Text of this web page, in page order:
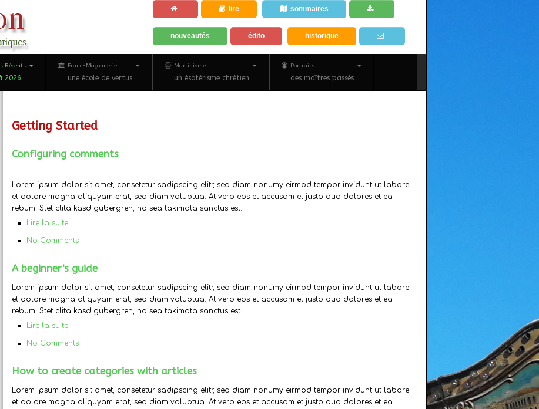
lire sommaires
nouveautés édito historique
Récents
2026
Franc-Maçonnerie
une école de vertus
Martinisme
un ésotérisme chrétien
Portraits
des maîtres passés
Getting Started
Configuring comments
Lorem ipsum dolor sit amet, consetetur sadipscing elitr, sed diam nonumy eirmod tempor invidunt ut labore
et dolore magna aliquyam erat, sed diam voluptua. At vero eos et accusam et justo duo dolores et ea
rebum. Stet clita kasd gubergren, no sea takimata sanctus est.
Lire la suite
No Comments
A beginner's guide
Lorem ipsum dolor sit amet, consetetur sadipscing elitr, sed diam nonumy eirmod tempor invidunt ut labore
et dolore magna aliquyam erat, sed diam voluptua. At vero eos et accusam et justo duo dolores et ea
rebum. Stet clita kasd gubergren, no sea takimata sanctus est.
Lire la suite
No Comments
How to create categories with articles
Lorem ipsum dolor sit amet, consetetur sadipscing elitr, sed diam nonumy eirmod tempor invidunt ut labore
et dolore magna aliquyam erat, sed diam voluptua. At vero eos et accusam et justo duo dolores et ea